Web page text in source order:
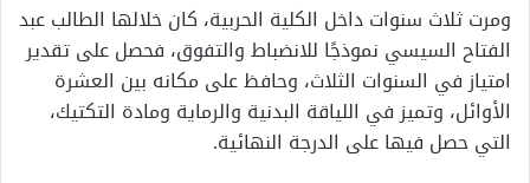
ومرت ثلاث سنوات داخل الكلية الحربية، كان خلالها الطالب عبد
الفتاح السيسي نموذجًا للانضباط والتفوق، فحصل على تقدير
امتياز في السنوات الثلاث، وحافظ على مكانه بين العشرة
الأوائل، وتميز في اللياقة البدنية والرماية ومادة التكتيك،
التي حصل فيها على الدرجة النهائية.